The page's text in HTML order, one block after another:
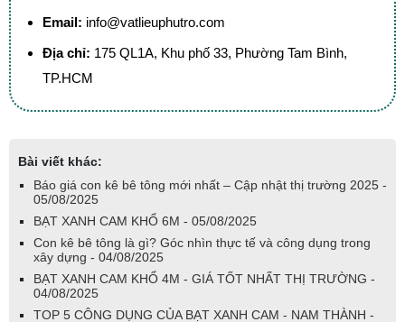
Email: info@vatlieuphutro.com
Địa chỉ: 175 QL1A, Khu phố 33, Phường Tam Bình,
TP.HCM
Bài viết khác:
Báo giá con kê bê tông mới nhất – Cập nhật thị trường 2025 -
05/08/2025
BẠT XANH CAM KHỔ 6M - 05/08/2025
Con kê bê tông là gì? Góc nhìn thực tế và công dụng trong
xây dựng - 04/08/2025
BẠT XANH CAM KHỔ 4M - GIÁ TỐT NHẤT THỊ TRƯỜNG -
04/08/2025
TOP 5 CÔNG DỤNG CỦA BẠT XANH CAM - NAM THÀNH -